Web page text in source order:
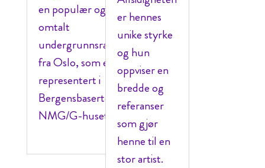
en populær og mye
omtalt
undergrunnsrapper
fra Oslo, som er
representert i
Bergensbaserte
NMG/G-huset.
er hennes
unike styrke
og hun
oppviser en
bredde og
referanser
som gjør
henne til en
stor artist.